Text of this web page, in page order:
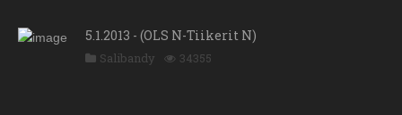
5.1.2013 - (OLS N-Tiikerit N)
Salibandy 34355